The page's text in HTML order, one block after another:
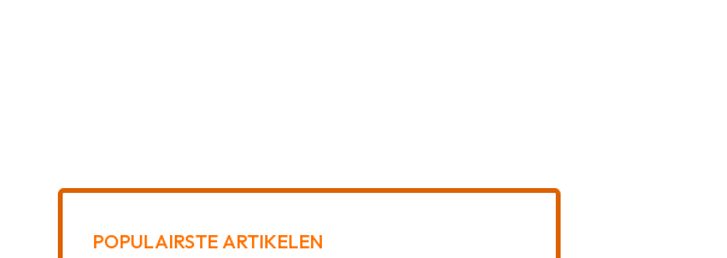
POPULAIRSTE ARTIKELEN